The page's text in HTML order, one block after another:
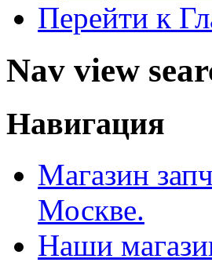
Перейти к
Nav view
Навигация
Магазин
Москве.
Наши